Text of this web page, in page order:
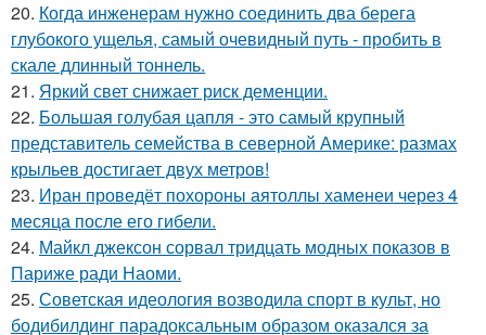
20. Когда инженерам нужно соединить два берега
глубокого ущелья, самый очевидный путь - пробить в
скале длинный тоннель.
21. Яркий свет снижает риск деменции.
22. Большая голубая цапля - это самый крупный
представитель семейства в северной Америке: размах
крыльев достигает двух метров!
23. Иран проведёт похороны аятоллы хаменеи через 4
месяца после его гибели.
24. Майкл джексон сорвал тридцать модных показов в
Париже ради Наоми.
25. Советская идеология возводила спорт в культ, но
бодибилдинг парадоксальным образом оказался за